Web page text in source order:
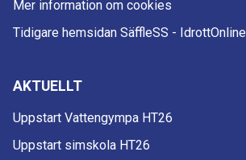
Mer information om cookies
Tidigare hemsidan SäffleSS - IdrottOnline
AKTUELLT
Uppstart Vattengympa HT26
Uppstart simskola HT26